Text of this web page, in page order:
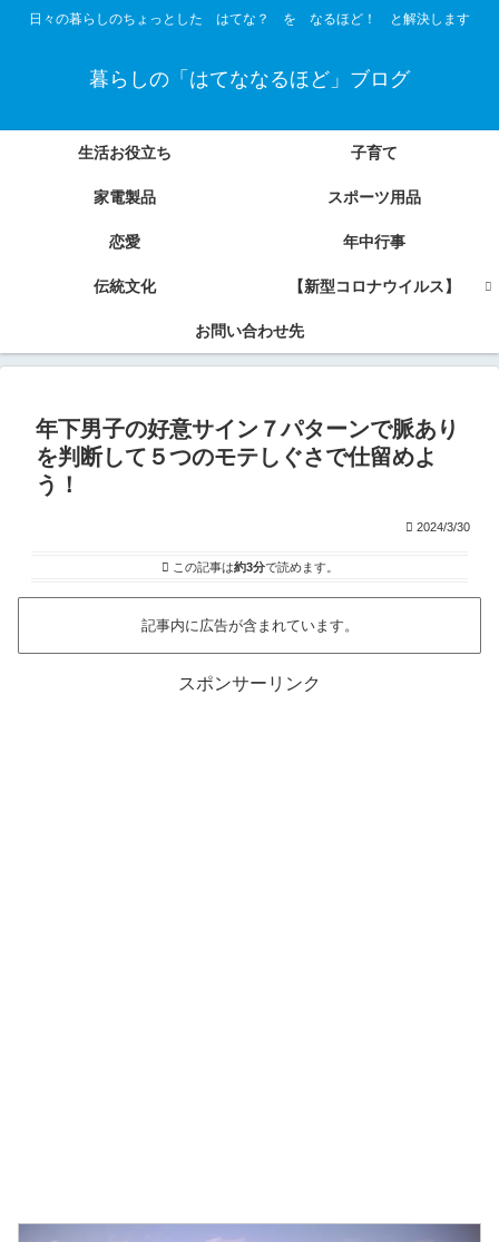
日々の暮らしのちょっとした はてな？ を なるほど！ と解決します
暮らしの「はてななるほど」ブログ
生活お役立ち 子育て
家電製品 スポーツ用品
恋愛 年中行事
伝統文化 【新型コロナウイルス】
お問い合わせ先
年下男子の好意サイン７パターンで脈あり
を判断して５つのモテしぐさで仕留めよ
う！
2024/3/30
この記事は約3分で読めます。
記事内に広告が含まれています。
スポンサーリンク